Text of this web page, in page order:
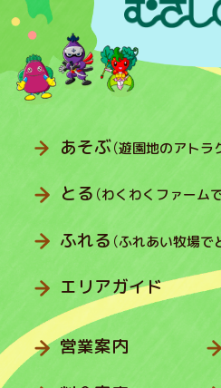
あそぶ（遊園地のアトラ
とる （わくわくファーム
ふれる （ふれあい牧場で
エリアガイド
営業案内